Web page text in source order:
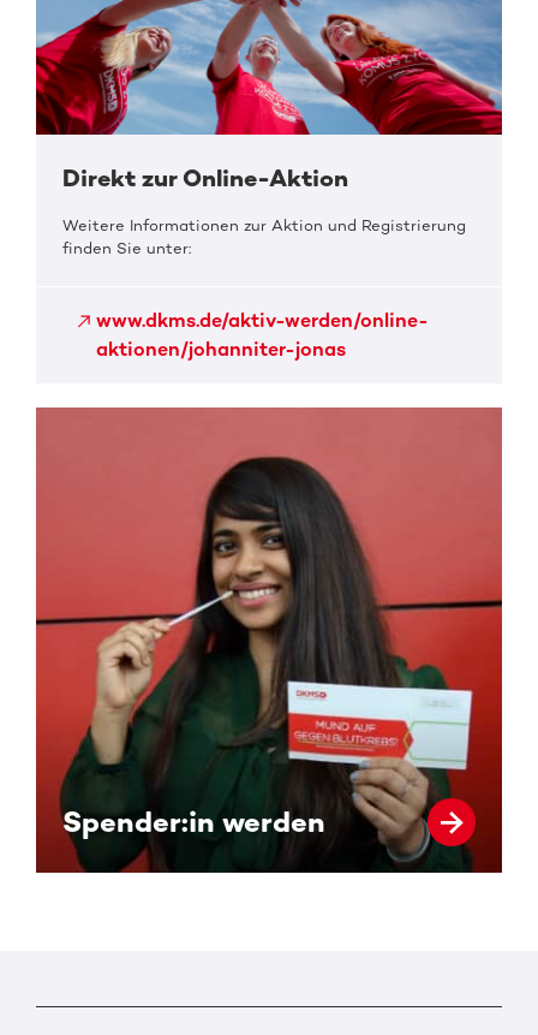
Direkt zur Online-Aktion
Weitere Informationen zur Aktion und Registrierung
finden Sie unter:
www.dkms.de/aktiv-werden/online-
aktionen/johanniter-jonas
Spender:in werden